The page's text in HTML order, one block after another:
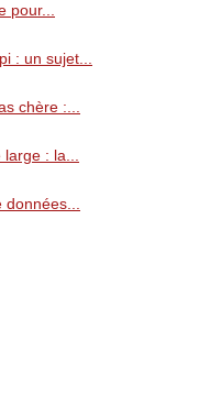
pour...
: un sujet...
chère :...
: la...